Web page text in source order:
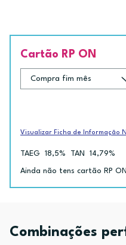
Cartão RP ON
Visualizar Ficha de Informação
TAEG 18,5% TAN 14,79%
Ainda não tens cartão RP
Combinações